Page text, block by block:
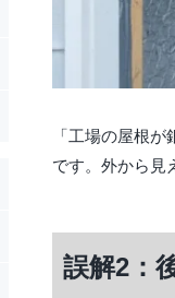
「工場の屋根
です。外から見
誤解2：